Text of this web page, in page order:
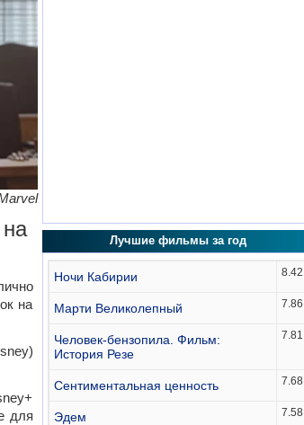
на
для
Лучшие фильмы за год
Ночи Кабирии 8.42
Марти Великолепный 7.86
Человек-бензопила. Фильм:
История Резе
7.81
Сентиментальная ценность 7.68
Эдем 7.58